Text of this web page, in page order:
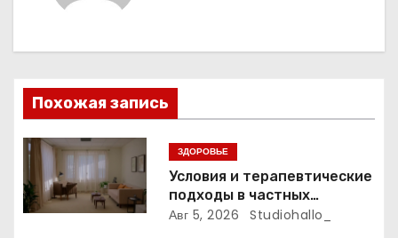
и
я
п
о
Похожая запись
ЗДОРОВЬЕ
Условия и терапевтические
подходы в частных
психиатрических клиниках
Авг 5, 2026 Studiohallo_